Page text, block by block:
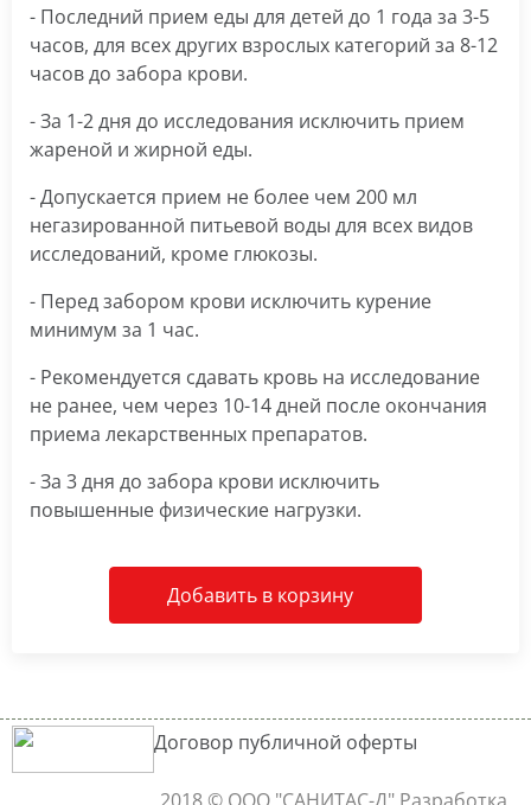
- Последний прием еды для детей до 1 года за 3-5
часов, для всех других взрослых категорий за 8-12
часов до забора крови.
- За 1-2 дня до исследования исключить прием
жареной и жирной еды.
- Допускается прием не более чем 200 мл
негазированной питьевой воды для всех видов
исследований, кроме глюкозы.
- Перед забором крови исключить курение
минимум за 1 час.
- Рекомендуется сдавать кровь на исследование
не ранее, чем через 10-14 дней после окончания
приема лекарственных препаратов.
- За 3 дня до забора крови исключить
повышенные физические нагрузки.
Добавить в корзину
Договор публичной оферты